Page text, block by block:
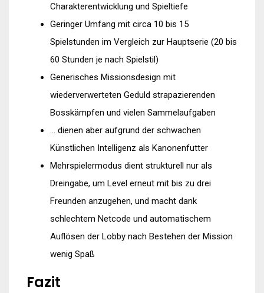
Charakterentwicklung und Spieltiefe
Geringer Umfang mit circa 10 bis 15
Spielstunden im Vergleich zur Hauptserie (20 bis
60 Stunden je nach Spielstil)
Generisches Missionsdesign mit
wiederverwerteten Geduld strapazierenden
Bosskämpfen und vielen Sammelaufgaben
… dienen aber aufgrund der schwachen
Künstlichen Intelligenz als Kanonenfutter
Mehrspielermodus dient strukturell nur als
Dreingabe, um Level erneut mit bis zu drei
Freunden anzugehen, und macht dank
schlechtem Netcode und automatischem
Auflösen der Lobby nach Bestehen der Mission
wenig Spaß
Fazit